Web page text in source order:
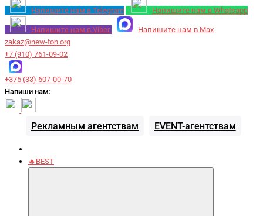
Напишите нам в Telegram Напишите нам в Whatsapp
Напишите нам в Viber
Напишите нам в Max
zakaz@new-ton.org
+7 (910) 761-09-02
+375 (33) 607-00-70
Напиши нам:
Рекламным агентствам EVENT-агентствам
🔥BEST